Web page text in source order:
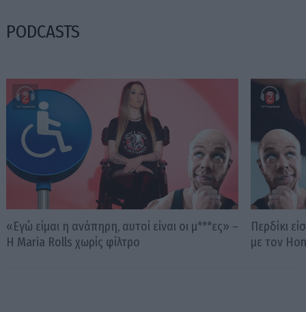
PODCASTS
«Εγώ είμαι η ανάπηρη, αυτοί είναι οι μ***ες» –
Η Maria Rolls χωρίς φίλτρο
Περδίκι
με τον